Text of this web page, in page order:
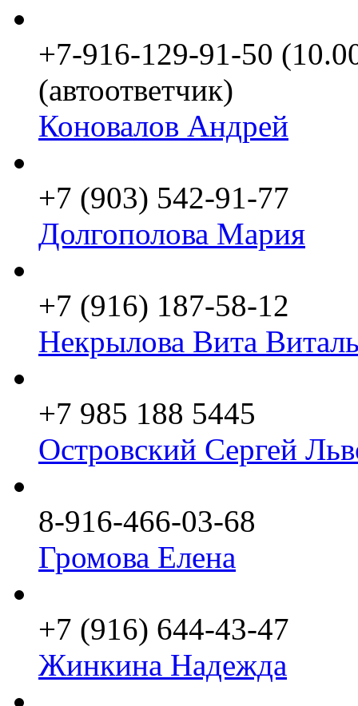
+7-916-129-91-50
(автоответчик)
Коновалов Андрей
+7 (903) 542-91-77
Долгополова Мария
+7 (916) 187-58-12
Некрылова Вита
+7 985 188 5445
Островский Сергей
8-916-466-03-68
Громова Елена
+7 (916) 644-43-47
Жинкина Надежда